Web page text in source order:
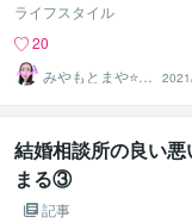
ライフスタイル
20
みやもとまや⭐悩
み相談
結婚相談所の良い
まる③
記事